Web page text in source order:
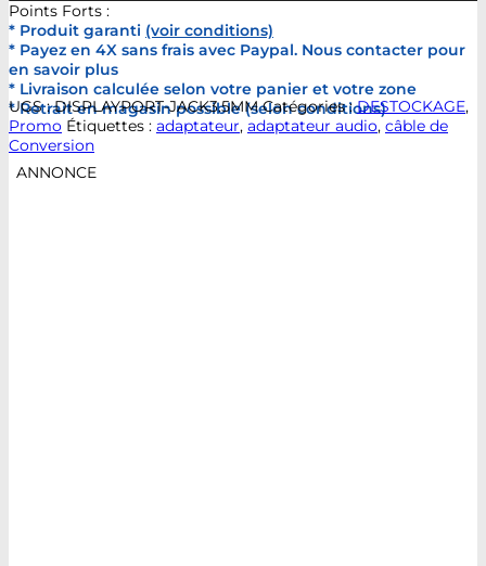
Points Forts :
* Produit garanti (voir conditions)
* Payez en 4X sans frais avec Paypal. Nous contacter pour
en savoir plus
* Livraison calculée selon votre panier et votre zone
* Retrait en magasin possible (selon conditions)
UGS :DISPLAYPORT-JACK3.5MM Catégories :DESTOCKAGE,
Promo Étiquettes : adaptateur, adaptateur audio, câble de
Conversion
ANNONCE